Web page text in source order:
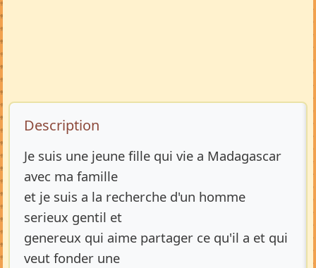
Description de l’annonce
Description
Je suis une jeune fille qui vie a Madagascar
avec ma famille
et je suis a la recherche d'un homme
serieux gentil et
genereux qui aime partager ce qu'il a et qui
veut fonder une